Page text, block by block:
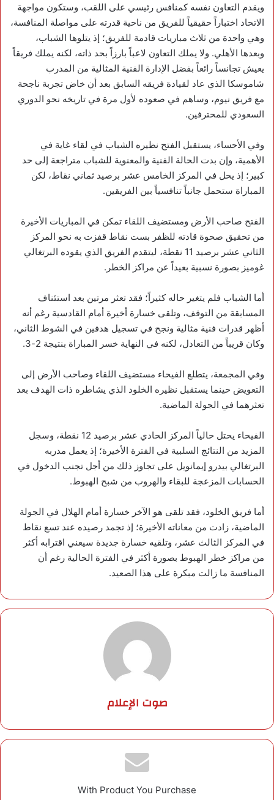
ويقدم التعاون نفسه كمنافس رئيسي على اللقب، وستكون مواجهة
الاتحاد اختباراً حقيقياً للفريق من ناحية قدرته على مواصلة المنافسة،
وهي واحدة من ثلاث مباريات قادمة للفريق؛ إذ يتلوها الشباب،
وبعدها الأهلي. ولا يملك التعاون لاعباً بارزاً بحد ذاته، لكنه يملك فريقاً
يعيش تجانساً رائعاً بفضل الإدارة الفنية المثالية من المدرب
شاموسكا الذي عاد لقيادة فريقه السابق بعد أن خاض تجربة ناجحة
مع فريق نيوم، وساهم في صعوده لأول مرة في تاريخه نحو الدوري
السعودي للمحترفين.
وفي الأحساء، يستقبل الفتح نظيره الشباب في لقاء غاية في
الأهمية، وإن بدت الحالة الفنية والمعنوية للشباب متراجعة إلى حد
كبير؛ إذ يحل في المركز الخامس عشر برصيد ثماني نقاط، لكن
المباراة ستحمل جانباً تنافسياً بين الفريقين.
الفتح صاحب الأرض ومستضيف اللقاء تمكن في المباريات الأخيرة
من تحقيق صحوة قادته للظفر بست نقاط قفزت به نحو المركز
الثاني عشر برصيد 11 نقطة، ليتقدم الفريق الذي يقوده البرتغالي
غوميز بصورة نسبية بعيداً عن مراكز الخطر.
أما الشباب فلم يتغير حاله كثيراً؛ فقد تعثر مرتين بعد استئناف
المسابقة من التوقف، وتلقى خسارة أخيرة أمام القادسية رغم أنه
أظهر قدرات فنية مثالية ونجح في تسجيل هدفين في الشوط الثاني،
وكان قريباً من التعادل، لكنه في النهاية خسر المباراة بنتيجة 2-3.
وفي المجمعة، يتطلع الفيحاء مستضيف اللقاء وصاحب الأرض إلى
التعويض حينما يستقبل نظيره الخلود الذي يشاطره ذات الهدف بعد
تعثرهما في الجولة الماضية.
الفيحاء يحتل حالياً المركز الحادي عشر برصيد 12 نقطة، وسجل
المزيد من النتائج السلبية في الفترة الأخيرة؛ إذ يعمل مدربه
البرتغالي بيدرو إيمانويل على تجاوز ذلك من أجل تجنب الدخول في
الحسابات المزعجة للبقاء والهروب من شبح الهبوط.
أما فريق الخلود، فقد تلقى هو الآخر خسارة أمام الهلال في الجولة
الماضية، زادت من معاناته الأخيرة؛ إذ تجمد رصيده عند تسع نقاط
في المركز الثالث عشر، وتلقيه خسارة جديدة سيعني اقترابه أكثر
من مراكز خطر الهبوط بصورة أكثر في الفترة الحالية رغم أن
المنافسة ما زالت مبكرة على هذا الصعيد.
صوت الإعلام
With Product You Purchase